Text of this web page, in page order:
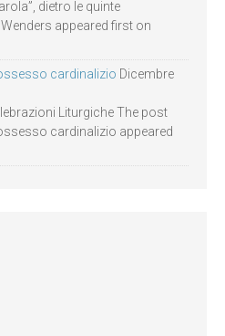
dietro le quinte
appeared first on
cardinalizio Dicembre
Liturgiche The post
cardinalizio appeared